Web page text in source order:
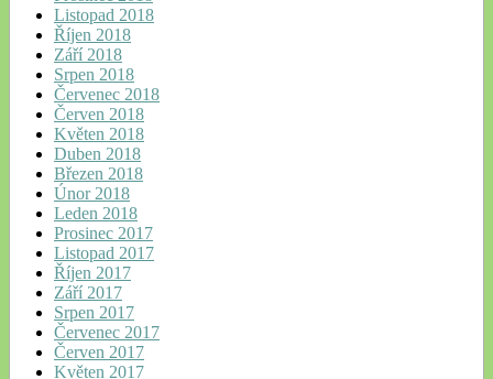
Listopad 2018
Říjen 2018
Září 2018
Srpen 2018
Červenec 2018
Červen 2018
Květen 2018
Duben 2018
Březen 2018
Únor 2018
Leden 2018
Prosinec 2017
Listopad 2017
Říjen 2017
Září 2017
Srpen 2017
Červenec 2017
Červen 2017
Květen 2017